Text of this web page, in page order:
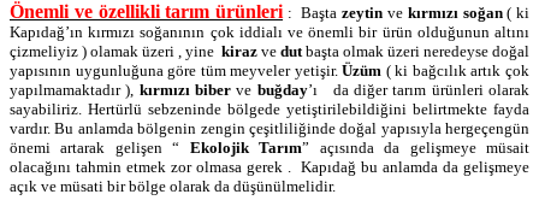
Önemli ve özellikli tarım ürünleri: Baştazeytin ve kırmızı soğan( ki
Kapıdağ’ın kırmızı soğanının çok iddialı ve önemli bir ürün olduğunun altını
çizmeliyiz ) olamak üzeri , yine kiraz ve dutbaşta olmak üzeri neredeyse doğal
yapısının uygunluğuna göre tüm meyveler yetişir.Üzüm ( ki bağcılık artık çok
yapılmamaktadır ), kırmızı biber ve buğday’ı
da diğer tarım ürünleri olarak
sayabiliriz. Hertürlü sebzeninde bölgede yetiştirilebildiğini belirtmekte fayda
vardır. Bu anlamda bölgenin zengin çeşitliliğinde doğal yapısıyla hergeçengün
önemi artarak gelişen “ Ekolojik Tarım” açısında da gelişmeye müsait
olacağını tahmin etmek zor olmasa gerek . Kapıdağ bu anlamda da gelişmeye
açık ve müsati bir bölge olarak da düşünülmelidir.